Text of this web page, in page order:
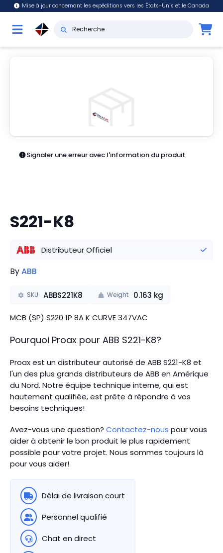
Mise à jour concernant les expéditions vers les États-Unis et le Canada
Signaler une erreur avec l'information du produit
S221-K8
Distributeur Officiel
ByABB
SKU ABBS221K8 Weight 0.163 kg
MCB (SP) S220 1P 8A K CURVE 347VAC
Pourquoi Proax pour ABB S221-K8?
Proax est un distributeur autorisé de ABB S221-K8 et
l'un des plus grands distributeurs de ABB en Amérique
du Nord. Notre équipe technique interne, qui est
hautement qualifiée, est prête à répondre à vos
besoins techniques!
Avez-vous une question? Contactez-nous pour vous
aider à obtenir le bon produit le plus rapidement
possible pour votre projet. Nous sommes toujours là
pour vous aider!
Délai de livraison court
Personnel qualifié
Chat en direct